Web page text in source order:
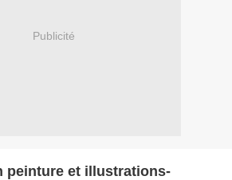
Publicité
peinture et illustrations-